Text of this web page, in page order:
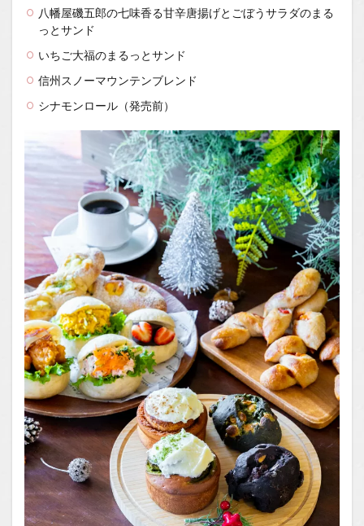
八幡屋磯五郎の七味香る甘辛唐揚げとごぼうサラダのまる
っとサンド
いちご大福のまるっとサンド
信州スノーマウンテンブレンド
シナモンロール（発売前）